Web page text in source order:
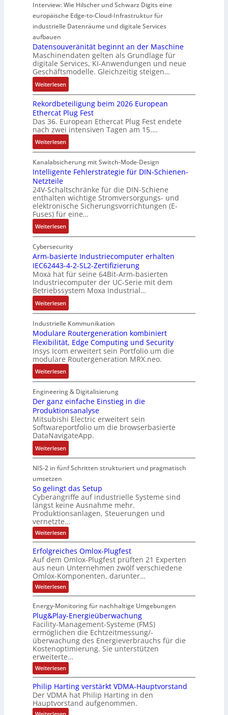
p
w
e
r
k
z
e
u
g
e
r
ü
b
e
r
w
a
c
h
t
t
h
e
r
m
i
s
c
h
e
G
e
h
ä
u
s
e
d
e
h
n
u
g
e
n
e
m
i
t
2
0
u
n
d
4
0
A
C
-
N
t
z
t
e
i
l
e
r
h
ä
l
t
S
c
h
u
t
z
l
a
c
k
b
e
s
c
h
i
c
h
t
u
n
g
f
ü
r
r
a
u
e
U
m
g
e
b
u
n
g
e
n
Interview: Wie Hilscher und Schwarz Digits eine
europäische Edge-to-Cloud-Infrastruktur für
industrielle Datenräume und digitale Services
aufbauen
Datensouveränität beginnt an der Maschine
Maschinendaten gelten als Grundlage für
digitale Services, KI-Anwendungen und neue
Geschäftsmodelle. Gleichzeitig steigen…
Weiterlesen:
D
a
t
e
n
s
o
u
v
r
ä
n
i
t
ä
t
b
e
g
i
n
n
t
a
n
d
e
r
M
a
s
c
h
i
n
e
Rekordbeteiligung beim 2026 European
Ethercat Plug Fest
Das 36. European Ethercat Plug Fest endete
nach zwei intensiven Tagen am 15.…
Weiterlesen:
R
e
k
r
d
b
e
t
e
i
l
i
g
u
n
g
b
e
m
2
0
2
6
E
u
r
o
p
e
a
n
E
h
e
r
c
a
t
P
l
u
g
F
e
s
t
Kanalabsicherung mit Switch-Mode-Design
Intelligente Fehlerstrategie für DIN-Schienen-
Netzteile
24V-Schaltschränke für die DIN-Schiene
enthalten wichtige Stromversorgungs- und
elektronische Sicherungsvorrichtungen (E-
Fuses) für eine…
Weiterlesen:
I
n
t
e
l
l
i
g
e
n
e
F
e
h
l
e
r
s
t
r
a
t
e
g
e
f
ü
r
D
I
N
-
S
c
h
i
n
e
n
-
N
e
t
z
t
e
i
Cybersecurity
Arm-basierte Industriecomputer erhalten
IEC62443-4-2-SL2-Zertifizierung
Moxa hat für seine 64Bit-Arm-basierten
Industriecomputer der UC-Serie mit dem
Betriebssystem Moxa Industrial…
Weiterlesen:
A
m
-
b
a
s
i
e
r
t
e
I
n
d
u
s
r
i
e
c
o
m
p
u
t
e
r
e
a
l
t
e
n
I
E
C
6
2
Industrielle Kommunikation
Modulare Routergeneration kombiniert
Flexibilität, Edge Computing und Security
Insys Icom erweitert sein Portfolio um die
modulare Routergeneration MRX.neo.
Weiterlesen:
M
o
d
u
l
a
r
e
R
o
t
e
r
g
e
n
e
r
a
t
o
n
k
o
m
b
i
n
i
e
r
t
F
Engineering & Digitalisierung
Der ganz einfache Einstieg in die
Produktionsanalyse
Mitsubishi Electric erweitert sein
Softwareportfolio um die browserbasierte
DataNavigateApp.
Weiterlesen:
D
e
g
a
n
z
e
i
n
f
a
c
h
e
n
s
t
i
e
g
i
n
d
i
NIS-2 in fünf Schritten strukturiert und pragmatisch
umsetzen
So gelingt das Setup
Cyberangriffe auf industrielle Systeme sind
längst keine Ausnahme mehr.
Produktionsanlagen, Steuerungen und
vernetzte…
Weiterlesen:
S
o
g
e
i
n
g
t
d
a
s
S
e
t
u
p
Erfolgreiches Omlox-Plugfest
Auf dem Omlox-Plugfest prüften 21 Experten
aus neun Unternehmen zwölf verschiedene
Omlox-Komponenten, darunter…
Weiterlesen:
E
f
o
l
g
r
e
i
c
h
e
s
O
m
l
o
Energy-Monitoring für nachhaltige Umgebungen
Plug&Play-Energieüberwachung
Facility-Management-Systeme (FMS)
ermöglichen die Echtzeitmessung/-
überwachung des Energieverbrauchs für die
Kostenoptimierung. Sie unterstützen
erweiterte…
Weiterlesen:
P
u
g
&
P
Philip Harting verstärkt VDMA-Hauptvorstand
Der VDMA hat Philip Harting in den
Hauptvorstand aufgenommen.
: